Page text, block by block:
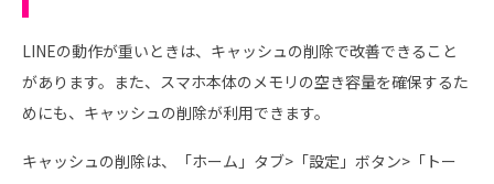
LINEの動作が重いときは、キャッシュの削除で改善できること
があります。また、スマホ本体のメモリの空き容量を確保するた
めにも、キャッシュの削除が利用できます。
キャッシュの削除は、「ホーム」タブ>「設定」ボタン>「トー